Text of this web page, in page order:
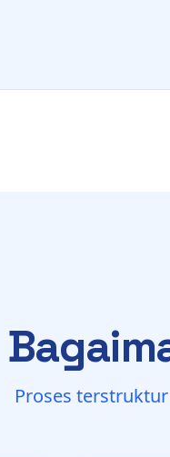
Proses